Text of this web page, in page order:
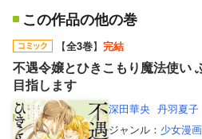
この作品の他の巻
【全3巻】 完結
不遇令嬢とひきこもり魔法使い
目指します
深田華央 丹羽夏子
ジャンル： 少女漫画